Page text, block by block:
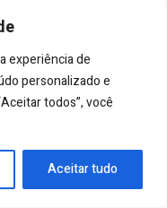
experiência de
personalizado e
todos”, você
Aceitar tudo